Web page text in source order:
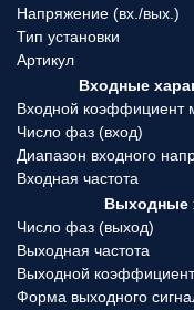
Напряжение (вx./вых.)
Тип установки
Артикул
Входные
Входной коэффициент
Число фаз (вход)
Диапазон входного
Входная частота
Выходные
Число фаз (выход)
Выходная частота
Выходной
Форма выходного